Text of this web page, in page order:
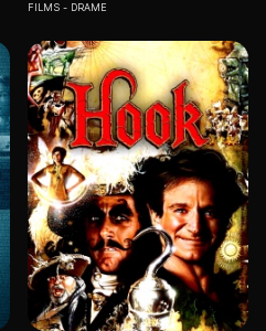
FILMS DRAME